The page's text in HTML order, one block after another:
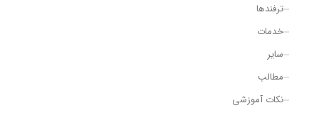
ترفندها
خدمات
سایر
مطالب
نکات آموزشی